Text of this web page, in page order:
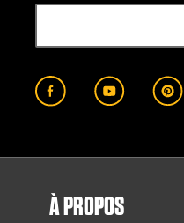
À PROPOS